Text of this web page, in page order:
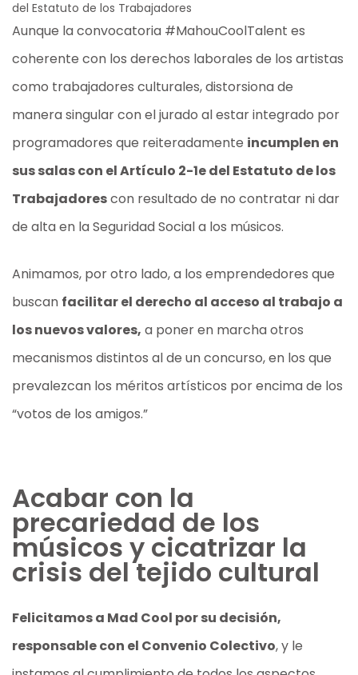
del Estatuto de los Trabajadores
Aunque la convocatoria #MahouCoolTalent es
coherente con los derechos laborales de los artistas
como trabajadores culturales, distorsiona de
manera singular con el jurado al estar integrado por
programadores que reiteradamente incumplen en
sus salas con el Artículo 2-1e del Estatuto de los
Trabajadorescon resultado de no contratar ni dar
de alta en la Seguridad Social a los músicos.
Animamos, por otro lado, a los emprendedores que
buscan facilitar el derecho al acceso al trabajo a
los nuevos valores, a poner en marcha otros
mecanismos distintos al de un concurso, en los que
prevalezcan los méritos artísticos por encima de los
“votos de los amigos.”
Acabar con la
precariedad de los
músicos y cicatrizar la
crisis del tejido cultural
Felicitamos a Mad Cool por su decisión,
responsable con el Convenio Colectivo, y le